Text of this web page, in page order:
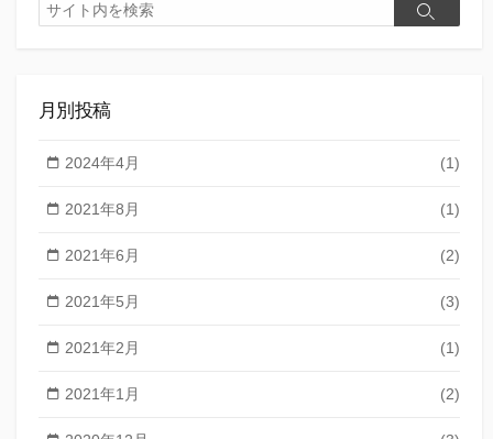
索
検
月別投稿
2024年4月 (1)
2021年8月 (1)
2021年6月 (2)
2021年5月 (3)
2021年2月 (1)
2021年1月 (2)